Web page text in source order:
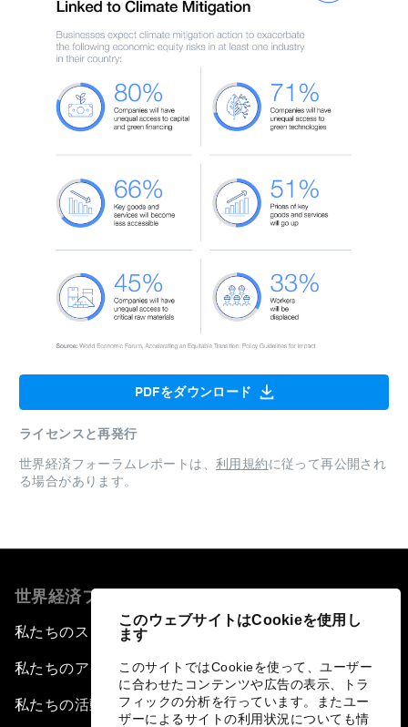
このウェブサイトはCookieを使用し
ます
このサイトではCookieを使って、ユーザー
に合わせたコンテンツや広告の表示、トラ
フィックの分析を行っています。またユー
ザーによるサイトの利用状況についても情
PDFをダウンロード
ライセンスと再発行
世界経済フォーラムレポートは、 利用規約に従って再公開され
る場合があります。
世界経済フォーラムについて
私たちのストラテジー
私たちのアイデンティティ
私たちの活動